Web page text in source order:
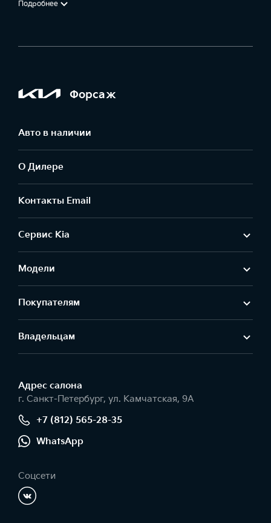
Подробнее
Форсаж
Авто в наличии
О Дилере
Контакты Email
Сервис Kia
Модели
Покупателям
Владельцам
Адрес салонa
г. Санкт-Петербург, ул. Камчатская, 9А
+7 (812) 565-28-35
WhatsApp
Соцсети